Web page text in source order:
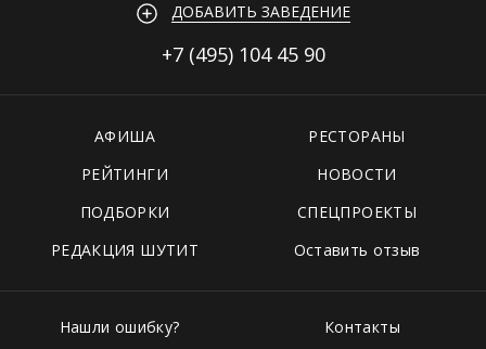
ДОБАВИТЬ ЗАВЕДЕНИЕ
+7 (495) 104 45 90
АФИША
РЕСТОРАНЫ
РЕЙТИНГИ
НОВОСТИ
ПОДБОРКИ
СПЕЦПРОЕКТЫ
РЕДАКЦИЯ ШУТИТ
Оставить отзыв
Нашли ошибку?
Контакты